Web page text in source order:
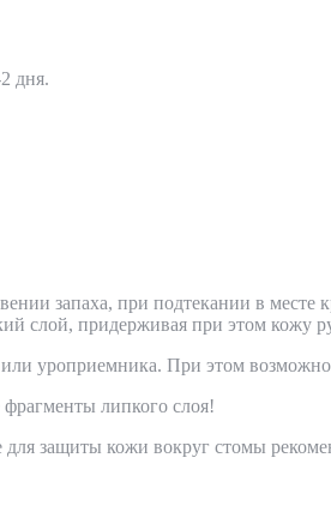
дня.
запаха, при подтекании в
слой, придерживая при этом кожу
уроприемника. При этом
липкого слоя!
защиты кожи вокруг стомы